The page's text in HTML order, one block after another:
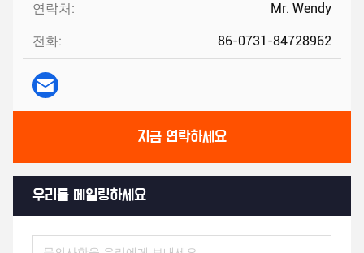
연락처: Mr. Wendy
전화: 86-0731-84728962
지금 연락하세요
우리를 메일링하세요